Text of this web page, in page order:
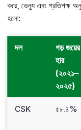
করে, ভেন্যু এবং প্রতিপক্ষ
হলো:
দল
গড় জয়ের
হার
(২০২১–
২০২৫)
CSK ৫৮.৪%